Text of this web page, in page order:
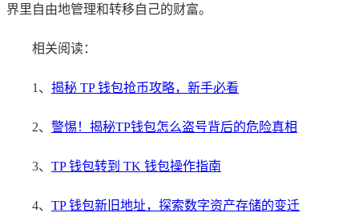
界里自由地管理和转移自己的财富。
相关阅读：
1、 揭秘 TP 钱包抢币攻略，新手必看
2、 警惕！揭秘TP钱包怎么盗号背后的危险真相
3、 TP 钱包转到 TK 钱包操作指南
4、 TP 钱包新旧地址，探索数字资产存储的变迁